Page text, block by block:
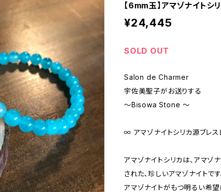
【6mm玉】アマゾナイトシ
¥24,445
SOLD OUT
Salon de Charmer
宇佐美聖子がお送りする
〜Bisowa Stone 〜
∞ アマゾナイトシリカ源ブレス
アマゾナイトシリカは、アマゾ
された、珍しいアマゾナイトです
アマゾナイトがもつ明るい希